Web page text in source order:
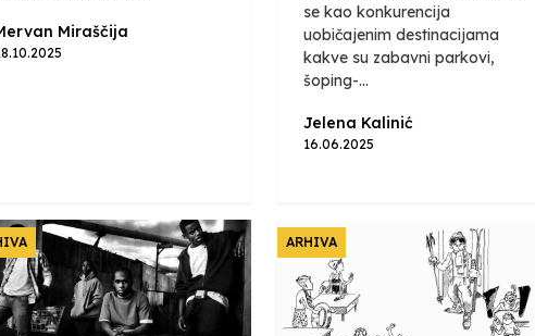
Miraščija
se kao konkurencija
uobičajenim destinacijama
kakve su zabavni parkovi,
šoping-...
Jelena Kalinić
16.06.2025
ARHIVA